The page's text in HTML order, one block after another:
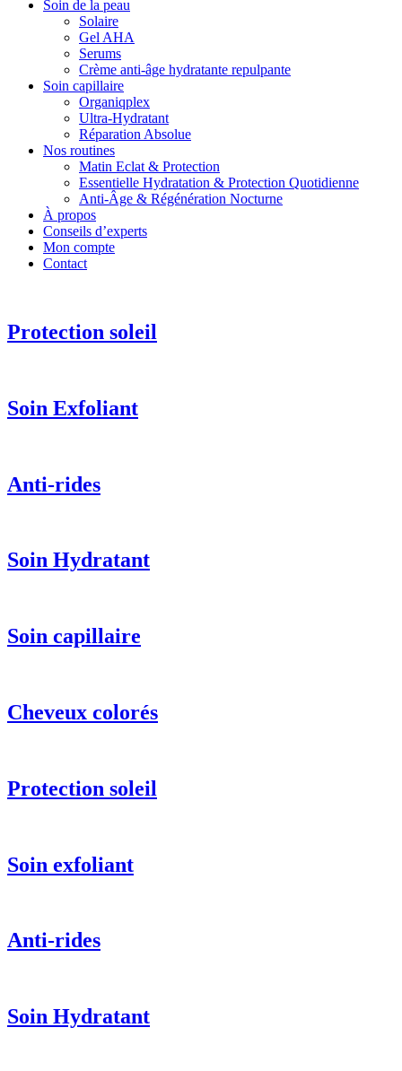
Soin de la peau
Solaire
Gel AHA
Serums
Crème anti-âge hydratante repulpante
Soin capillaire
Organiqplex
Ultra-Hydratant
Réparation Absolue
Nos routines
Matin Eclat & Protection
Essentielle Hydratation & Protection Quotidienne
Anti‑Âge & Régénération Nocturne
À propos
Conseils d’experts
Mon compte
Contact
Protection soleil
Soin Exfoliant
Anti-rides
Soin Hydratant
Soin capillaire
Cheveux colorés
Protection soleil
Soin exfoliant
Anti-rides
Soin Hydratant